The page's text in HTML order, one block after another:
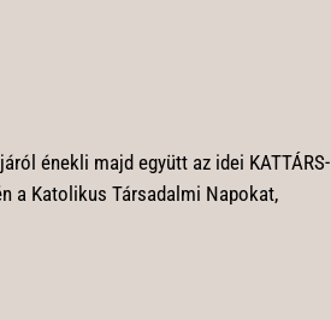
énekli majd együtt az idei KATTÁRS-
a Katolikus Társadalmi Napokat,